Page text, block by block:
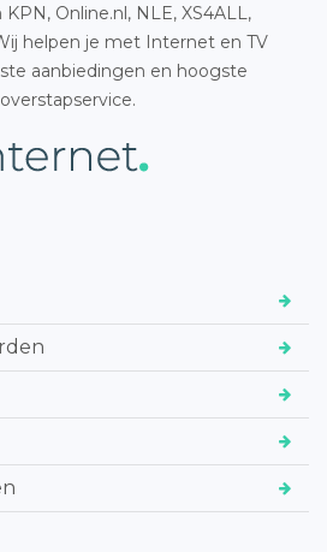
Online.nl, NLE, XS4ALL,
helpen je met Internet en TV
aanbiedingen en hoogste